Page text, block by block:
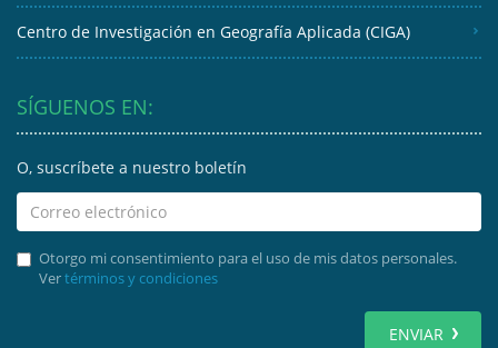
Centro de Investigación en Geografía Aplicada (CIGA)
SÍGUENOS EN:
O, suscríbete a nuestro boletín
Otorgo mi consentimiento para el uso de mis datos personales.
Vertérminos y condiciones
ENVIAR